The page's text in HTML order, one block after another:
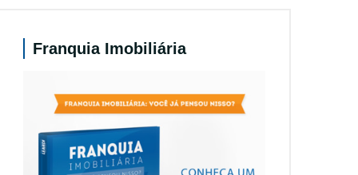
Franquia Imobiliária